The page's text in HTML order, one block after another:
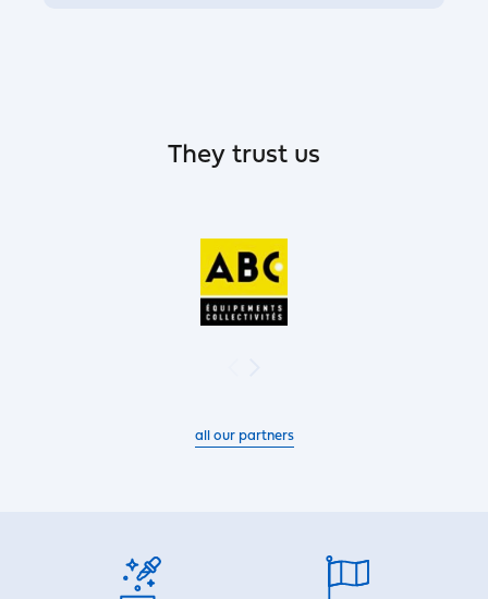
They trust us
all our partners